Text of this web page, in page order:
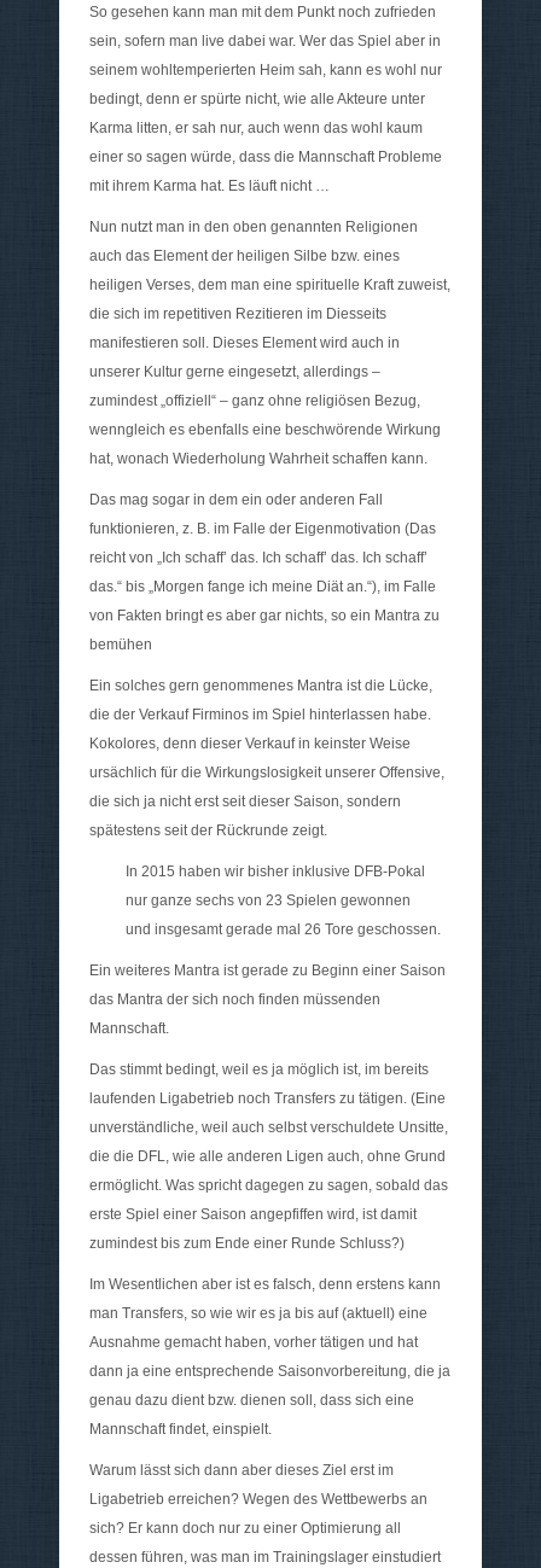
So gesehen kann man mit dem Punkt noch zufrieden
sein, sofern man live dabei war. Wer das Spiel aber in
seinem wohltemperierten Heim sah, kann es wohl nur
bedingt, denn er spürte nicht, wie alle Akteure unter
Karma litten, er sah nur, auch wenn das wohl kaum
einer so sagen würde, dass die Mannschaft Probleme
mit ihrem Karma hat. Es läuft nicht …
Nun nutzt man in den oben genannten Religionen
auch das Element der heiligen Silbe bzw. eines
heiligen Verses, dem man eine spirituelle Kraft zuweist,
die sich im repetitiven Rezitieren im Diesseits
manifestieren soll. Dieses Element wird auch in
unserer Kultur gerne eingesetzt, allerdings –
zumindest „offiziell“ – ganz ohne religiösen Bezug,
wenngleich es ebenfalls eine beschwörende Wirkung
hat, wonach Wiederholung Wahrheit schaffen kann.
Das mag sogar in dem ein oder anderen Fall
funktionieren, z. B. im Falle der Eigenmotivation (Das
reicht von „Ich schaff’ das. Ich schaff’ das. Ich schaff’
das.“ bis „Morgen fange ich meine Diät an.“), im Falle
von Fakten bringt es aber gar nichts, so ein Mantra zu
bemühen
Ein solches gern genommenes Mantra ist die Lücke,
die der Verkauf Firminos im Spiel hinterlassen habe.
Kokolores, denn dieser Verkauf in keinster Weise
ursächlich für die Wirkungslosigkeit unserer Offensive,
die sich ja nicht erst seit dieser Saison, sondern
spätestens seit der Rückrunde zeigt.
In 2015 haben wir bisher inklusive DFB-Pokal
nur ganze sechs von 23 Spielen gewonnen
und insgesamt gerade mal 26 Tore geschossen.
Ein weiteres Mantra ist gerade zu Beginn einer Saison
das Mantra der sich noch finden müssenden
Mannschaft.
Das stimmt bedingt, weil es ja möglich ist, im bereits
laufenden Ligabetrieb noch Transfers zu tätigen. (Eine
unverständliche, weil auch selbst verschuldete Unsitte,
die die DFL, wie alle anderen Ligen auch, ohne Grund
ermöglicht. Was spricht dagegen zu sagen, sobald das
erste Spiel einer Saison angepfiffen wird, ist damit
zumindest bis zum Ende einer Runde Schluss?)
Im Wesentlichen aber ist es falsch, denn erstens kann
man Transfers, so wie wir es ja bis auf (aktuell) eine
Ausnahme gemacht haben, vorher tätigen und hat
dann ja eine entsprechende Saisonvorbereitung, die ja
genau dazu dient bzw. dienen soll, dass sich eine
Mannschaft findet, einspielt.
Warum lässt sich dann aber dieses Ziel erst im
Ligabetrieb erreichen? Wegen des Wettbewerbs an
sich? Er kann doch nur zu einer Optimierung all
dessen führen, was man im Trainingslager einstudiert